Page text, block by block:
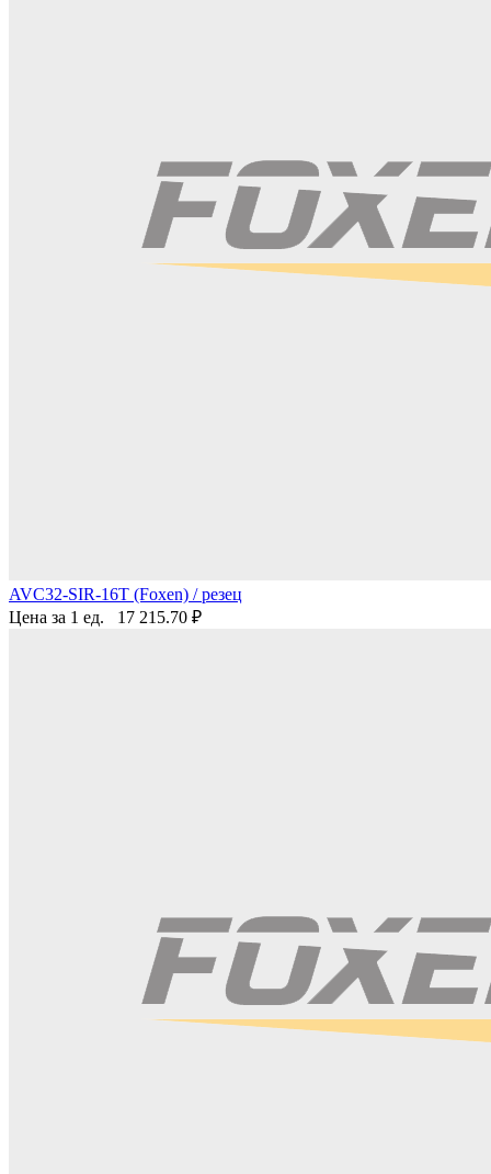
AVC32-SIR-16T (Foxen) / резец
Цена за 1 ед.
17 215.70 ₽